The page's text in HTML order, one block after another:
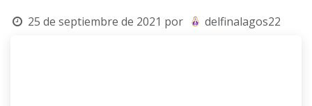
25 de septiembre de 2021 por delfinalagos22